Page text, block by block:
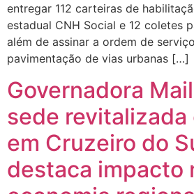
entregar 112 carteiras de
estadual CNH Social e 12 coletes
além de assinar a ordem de
pavimentação de vias urbanas […]
Governadora
sede revitalizada
em Cruzeiro do
destaca impacto